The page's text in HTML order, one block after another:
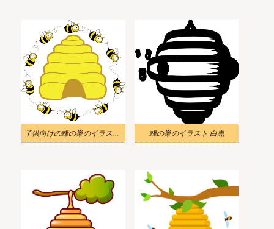
子供向けの蜂の巣のイラストをダウンロード 蜂の巣のイラスト 白黒